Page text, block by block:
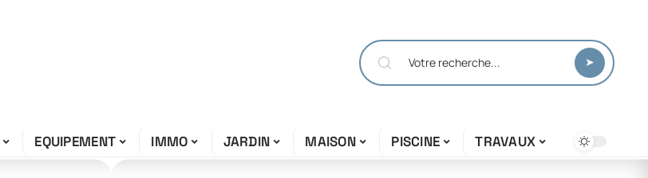
EQUIPEMENT IMMO JARDIN MAISON PISCINE TRAVAUX